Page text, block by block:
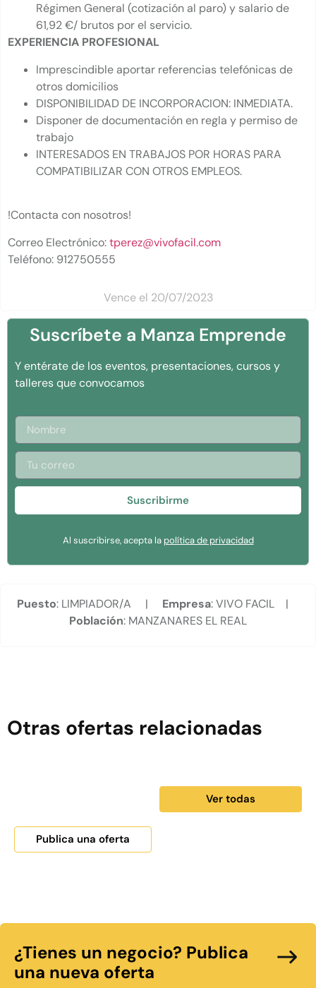
Régimen General (cotización al paro) y salario de
61,92 €/ brutos por el servicio.
EXPERIENCIA PROFESIONAL
Imprescindible aportar referencias telefónicas de
otros domicilios
DISPONIBILIDAD DE INCORPORACION: INMEDIATA.
Disponer de documentación en regla y permiso de
trabajo
INTERESADOS EN TRABAJOS POR HORAS PARA
COMPATIBILIZAR CON OTROS EMPLEOS.
!Contacta con nosotros!
Correo Electrónico:tperez@vivofacil.com
Teléfono: 912750555
Vence el 20/07/2023
Suscríbete a Manza Emprende
Y entérate de los eventos, presentaciones, cursos y
talleres que convocamos
Suscribirme
Al suscribirse, acepta la política de privacidad
Puesto: LIMPIADOR/A | Empresa: VIVO FACIL |
Población: MANZANARES EL REAL
Otras ofertas relacionadas
Ver todas
Publica una oferta
¿Tienes un negocio? Publica
una nueva oferta